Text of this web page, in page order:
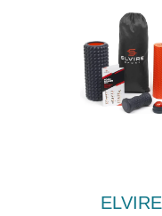
ELVIRE